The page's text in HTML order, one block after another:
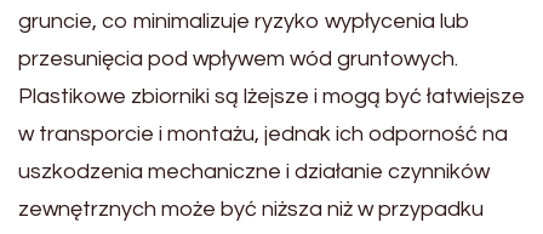
gruncie, co minimalizuje ryzyko wypłycenia lub
przesunięcia pod wpływem wód gruntowych.
Plastikowe zbiorniki są lżejsze i mogą być łatwiejsze
w transporcie i montażu, jednak ich odporność na
uszkodzenia mechaniczne i działanie czynników
zewnętrznych może być niższa niż w przypadku